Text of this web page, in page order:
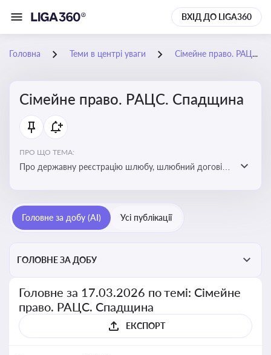
ВХІД ДО LIGA360
Головна Теми в центрі уваги Сімейне право. РАЦС. Спадщина
Сімейне право. РАЦС. Спадщина
ПРО ЩО ТЕМА:
Про державну реєстрацію шлюбу, шлюбний договір,
прийомну сім’ю, визнання недієздатності,
позбавлення батьківських прав, виховання дитини,
Головне за добу (AI) Усі публікації
ГОЛОВНЕ ЗА ДОБУ
Головне за 17.03.2026 по темі: Сімейне
право. РАЦС. Спадщина
ЕКСПОРТ